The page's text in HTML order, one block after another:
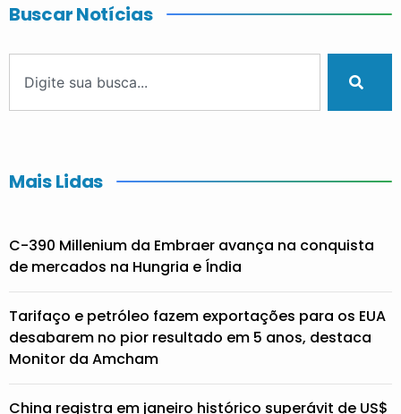
Buscar Notícias
Mais Lidas
C-390 Millenium da Embraer avança na conquista
de mercados na Hungria e Índia
Tarifaço e petróleo fazem exportações para os EUA
desabarem no pior resultado em 5 anos, destaca
Monitor da Amcham
China registra em janeiro histórico superávit de US$